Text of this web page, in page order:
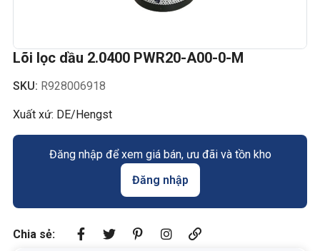
Lõi lọc dầu 2.0400 PWR20-A00-0-M
SKU: R928006918
Xuất xứ: DE/Hengst
Đăng nhập để xem giá bán, ưu đãi và tồn kho
Đăng nhập
Chia sẻ: